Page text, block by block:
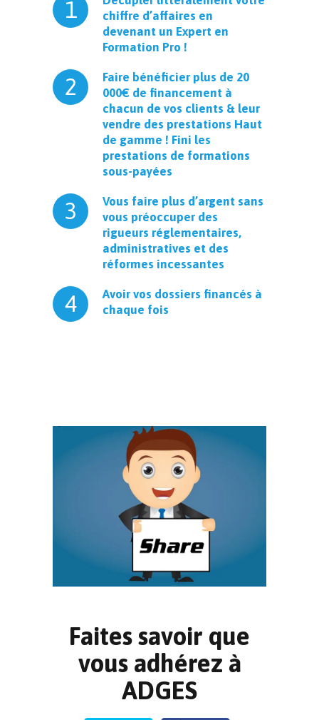
1
chiffre d’affaires en
devenant un Expert en
Formation Pro !
2
Faire bénéficier plus de 20
000€ de financement à
chacun de vos clients & leur
vendre des prestations Haut
de gamme ! Fini les
prestations de formations
sous-payées
3
Vous faire plus d’argent sans
vous préoccuper des
rigueurs réglementaires,
administratives et des
réformes incessantes
4
Avoir vos dossiers financés à
chaque fois
Faites savoir que
vous adhérez à
ADGES